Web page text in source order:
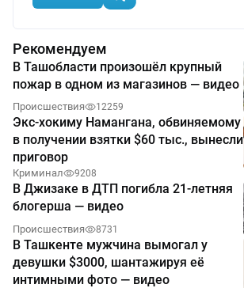
Рекомендуем
В Ташобласти произошёл крупный
пожар в одном из магазинов — видео
Происшествия 12259
Экс-хокиму Намангана, обвиняемому
в получении взятки $60 тыс., вынесли
приговор
Криминал 9208
В Джизаке в ДТП погибла 21-летняя
блогерша — видео
Происшествия 8731
В Ташкенте мужчина вымогал у
девушки $3000, шантажируя её
интимными фото — видео